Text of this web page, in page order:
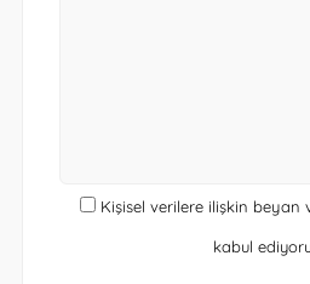
Kişisel verilere ilişkin beyan
kabul